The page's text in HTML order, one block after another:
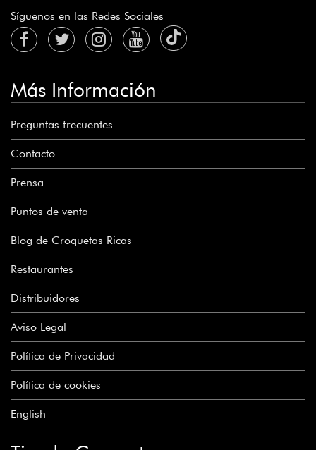
Síguenos en las Redes Sociales
Más Información
Preguntas frecuentes
Contacto
Prensa
Puntos de venta
Blog de Croquetas Ricas
Restaurantes
Distribuidores
Aviso Legal
Política de Privacidad
Política de cookies
English